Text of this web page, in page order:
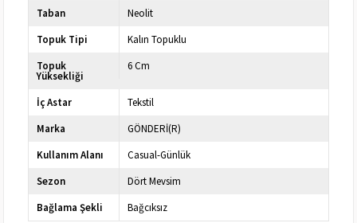
Taban
Neolit
Topuk Tipi
Kalın Topuklu
Topuk
Yüksekliği
6 Cm
İç Astar
Tekstil
Marka
GÖNDERİ(R)
Kullanım Alanı
Casual-Günlük
Sezon
Dört Mevsim
Bağlama Şekli
Bağcıksız